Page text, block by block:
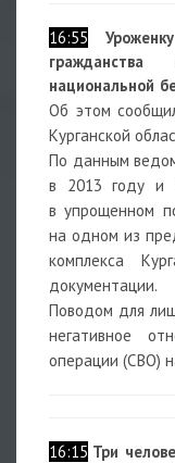
16:55
национальной
Об этом
Курганской
По данным
в 2013 году и
в упрощенном
на одном из
комплекса
документации.
Поводом для
негативное
операции (СВО)
16:15 Три